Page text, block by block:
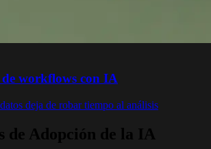
workflows con IA
deja de robar tiempo al análisis
de Adopción de la IA